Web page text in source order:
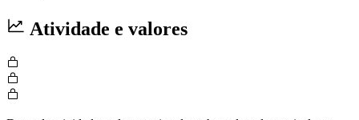
Atividade e valores